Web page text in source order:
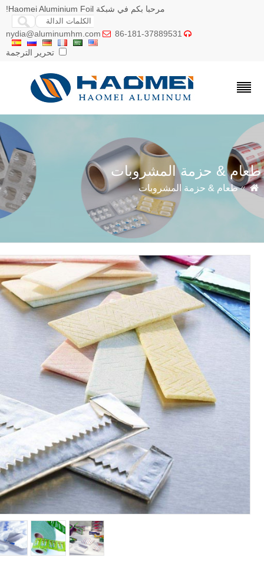
مرحبا بكم في شبكة Haomei Aluminium Foil!
86-181-37889531

nydia@aluminumhm.com
تحرير الترجمة
& حزمة المشروبات
»طعام & حزمة المشروبات